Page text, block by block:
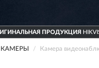
ПРОДУКЦИЯ
КАМЕРЫ Камера